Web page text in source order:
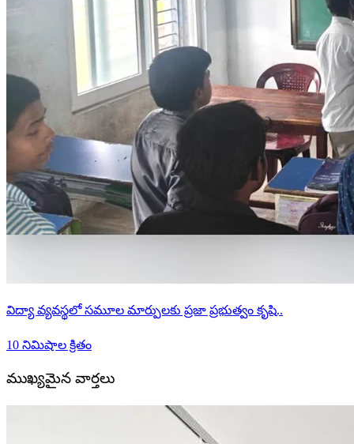
విద్యా వ్యవస్థలో సమూల మార్పులకు ప్రజా ప్రభుత్వం కృషి..
10 నిమిషాల క్రితం
ముఖ్యమైన వార్తలు